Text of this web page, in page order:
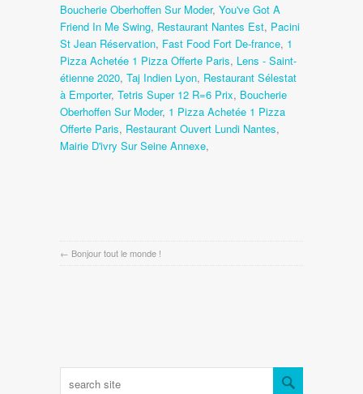
Boucherie Oberhoffen Sur Moder, You've Got A
Friend In Me Swing, Restaurant Nantes Est, Pacini
St Jean Réservation, Fast Food Fort De-france, 1
Pizza Achetée 1 Pizza Offerte Paris, Lens - Saint-
étienne 2020, Taj Indien Lyon, Restaurant Sélestat
à Emporter, Tetris Super 12 R=6 Prix, Boucherie
Oberhoffen Sur Moder, 1 Pizza Achetée 1 Pizza
Offerte Paris, Restaurant Ouvert Lundi Nantes,
Mairie D'ivry Sur Seine Annexe,
← Bonjour tout le monde !